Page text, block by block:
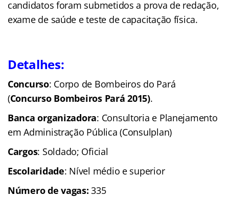
candidatos foram submetidos a prova de redação,
exame de saúde e teste de capacitação física.
Detalhes:
Concurso: Corpo de Bombeiros do Pará
(Concurso Bombeiros Pará 2015).
Banca organizadora: Consultoria e Planejamento
em Administração Pública (Consulplan)
Cargos: Soldado; Oficial
Escolaridade: Nível médio e superior
Número de vagas:335